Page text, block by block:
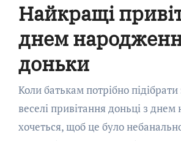
Найкращі
днем
доньки
Коли батькам потрібно
веселі привітання доньці з
хочеться, щоб це було